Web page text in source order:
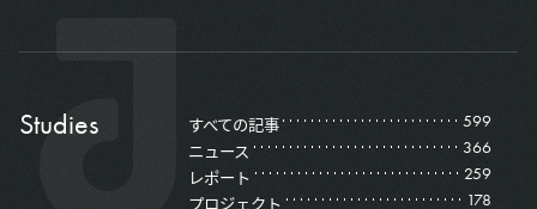
Studies すべての記事 599
ニュース 366
レポート 259
プロジェクト 178